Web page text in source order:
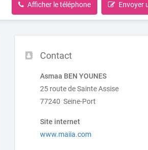
Afficher le téléphone Envoyer
Contact
Asmaa BEN YOUNES
25 route de Sainte Assise
77240 Seine-Port
Site internet
www.maiia.com